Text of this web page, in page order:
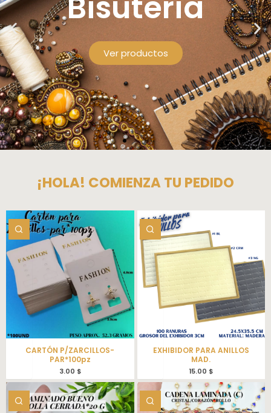
¡HOLA! COMIENZA TU PEDIDO
CARTÓN P/ZARCILLOS-
PAR*100pz
3.00 $
EXHIBIDOR PARA ANILLOS
MAD.
15.00 $